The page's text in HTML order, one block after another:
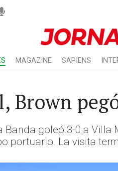
MAGAZINE SAPIENS
Brown
goleó 3-0 a
portuario. La visita